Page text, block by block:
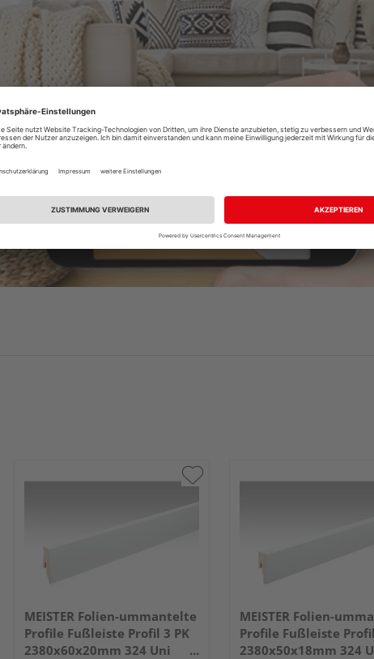
Raumplaner
MEISTER Folien-ummantelte
Profile Fußleiste Profil 3 PK
2380x60x20mm 324 Uni
MEISTER Folien-
Profile Fußleiste
2380x50x18mm 324